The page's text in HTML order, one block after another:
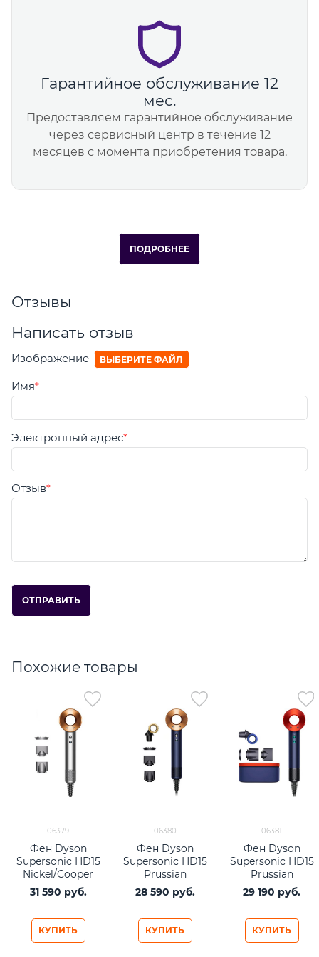
Гарантийное обслуживание 12
мес.
Предоставляем гарантийное обслуживание
через сервисный центр в течение 12
месяцев с момента приобретения товара.
ПОДРОБНЕЕ
Отзывы
Написать отзыв
Изображение ВЫБЕРИТЕ ФАЙЛ
Имя
Электронный адрес
Отзыв
Похожие товары
06379
Фен Dyson
Supersonic HD15
Nickel/Cooper
(никель/медь)
31 590 руб.
КУПИТЬ
06380
Фен Dyson
Supersonic HD15
Prussian
Blue/Rich Copper
(синий/медный)
28 590 руб.
КУПИТЬ
06381
Фен Dyson
Supersonic HD15
Prussian
Blue/Topaz
Orange (синий/
29 190 руб.
КУПИТЬ